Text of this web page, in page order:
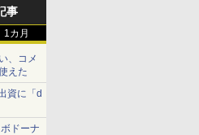
事
1カ月
、コメ
えた
資に「d
ドーナ